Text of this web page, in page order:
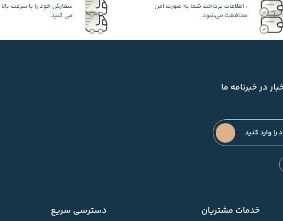
، اطلاعات پرداخت شما به صورت امن
محافظت می‌شود.
سفارش خود را با سرعت
می کنید.
در خبرنامه ما
خدمات مشتریان دسترسی سریع